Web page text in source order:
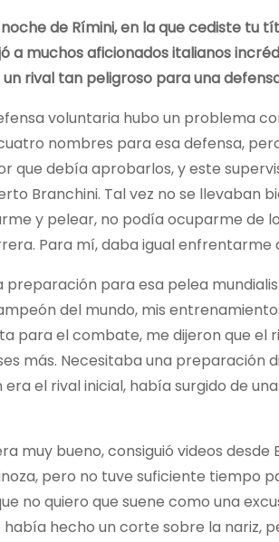
de Rímini, en la que cediste tu
a muchos aficionados italianos
rival tan peligroso para una
voluntaria hubo un problema
nombres para esa defensa,
que debía aprobarlos, y este
Branchini. Tal vez no se llevaban
y pelear, no podía ocuparme de
Para mí, daba igual enfrentarme
preparación para esa pelea
del mundo, mis
para el combate, me dijeron que el
más. Necesitaba una preparación
era el rival inicial, había surgido de
muy bueno, consiguió videos
pero no tuve suficiente tiempo
no quiero que suene como una
hecho un corte sobre la nariz,